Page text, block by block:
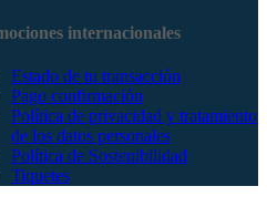
internacionales
Estado de tu transacción
Pago confirmación
Política de privacidad y tratamiento
de los datos personales
Política de Sostenibilidad
Tiquetes